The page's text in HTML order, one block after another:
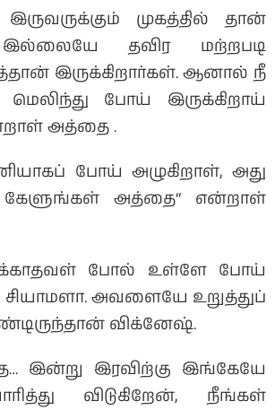
முகத்தில் தான்
தவிர மற்றபடி
இருக்கிறார்கள். ஆனால் நீ
போய் இருக்கிறாய்
அத்தை .
போய் அழுகிறாள், அது
அத்தை“ என்றாள்
போல் உள்ளே போய்
சியாமளா. அவளையே உறுத்துப்
விக்னேஷ்.
இன்று இரவிற்கு இங்கேயே
விடுகிறேன், நீங்கள்